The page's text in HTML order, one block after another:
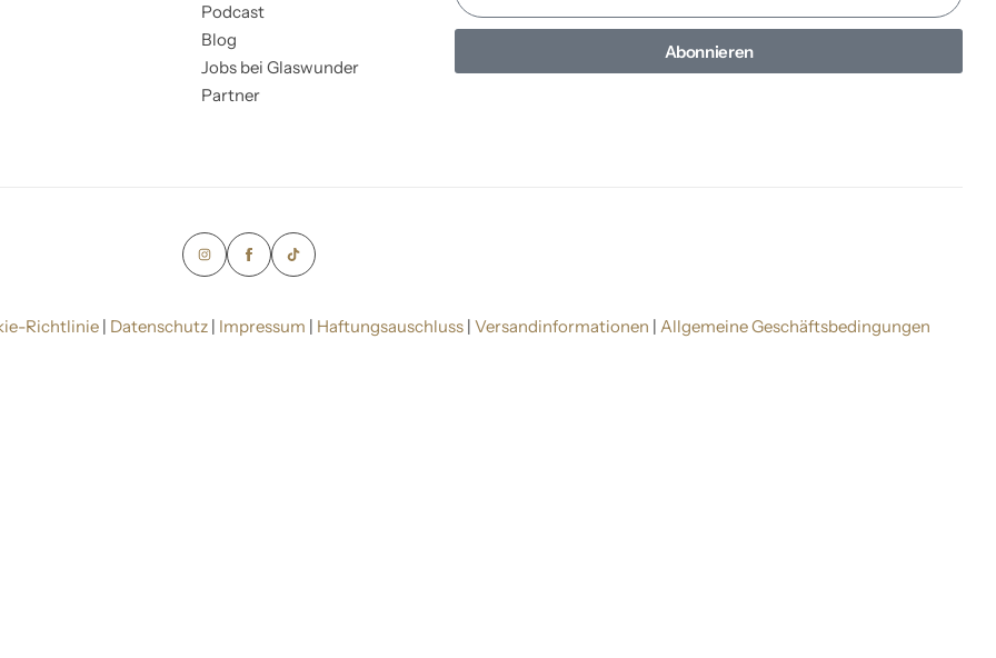
Podcast
Blog
Jobs bei Glaswunder
Partner
Abonnieren
Richtlinie Datenschutz Impressum Haftungsauschluss |Versandinformationen |Allgemeine Geschäftsbedingungen